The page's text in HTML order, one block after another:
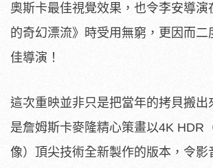
奧斯卡最佳視覺效果，也令李安導演
的奇幻漂流》時受用無窮， 更因而二
佳導演！
這次重映並非只是把當年的拷貝搬出
是詹姆斯卡麥隆精心策畫以4K HDR
像）頂尖技術全新製作的版本，令影